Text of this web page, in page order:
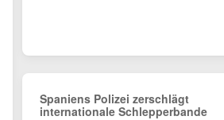
Spaniens Polizei zerschlägt
internationale Schlepperbande